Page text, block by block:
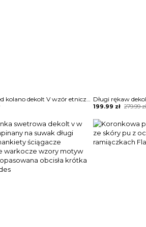
Mini przed kolano dekolt V wzór etniczny długi rękaw typ A tunika sukienka Gulzar
279.99
Original
was:
279.99 zł.
199.99 zł
Current
is:
199.99 zł.